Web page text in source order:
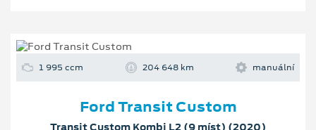
1 995 ccm 204 648 km manuální
Ford Transit Custom
Transit Custom Kombi L2 (9 míst) (2020)